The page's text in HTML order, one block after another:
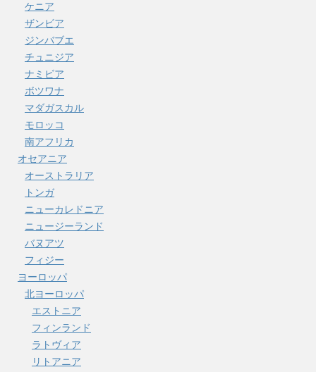
ケニア
ザンビア
ジンバブエ
チュニジア
ナミビア
ボツワナ
マダガスカル
モロッコ
南アフリカ
オセアニア
オーストラリア
トンガ
ニューカレドニア
ニュージーランド
バヌアツ
フィジー
ヨーロッパ
北ヨーロッパ
エストニア
フィンランド
ラトヴィア
リトアニア